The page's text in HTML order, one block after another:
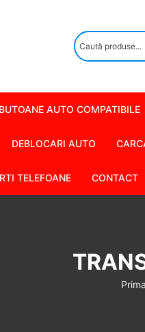
BUTOANE AUTO COMPATIBILE
DEBLOCARI AUTO
TELEFOANE CONTACT